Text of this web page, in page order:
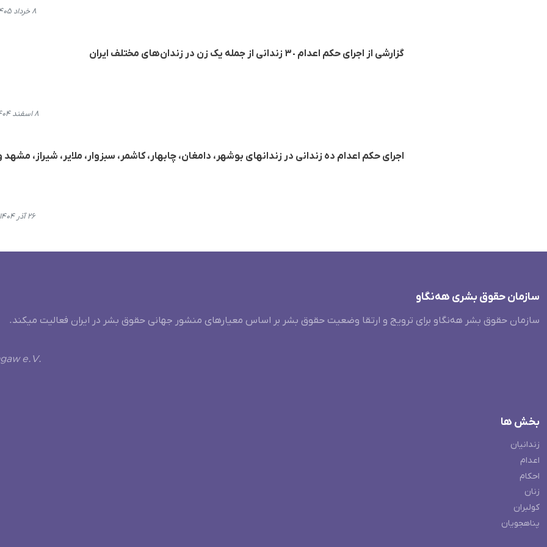
۸ خرداد ۱۴۰۵، ۱۲:۰۴
گزارشی از اجرای حکم اعدام ٣٠ زندانی از جملە یک زن در زندان‌های مختلف ایران
۸ اسفند ۱۴۰۴، ۲۱:۰۰
اجرای حکم اعدام دە زندانی در زندانهای بوشهر، دامغان، چابهار، کاشمر، سبزوار، ملایر، شیراز، مشهد
۲۶ آذر ۱۴۰۴، ۲۳:۴۰
سازمان حقوق بشری هەنگاو
سازمان حقوق بشر هه‌نگاو برای ترویج و ارتقا وضعیت حقوق بشر بر اساس معیارهای منشور جهانی حقوق بشر در ایران فعالیت میکند.
e.V.
بخش ها
زندانیان
اعدام
احکام
زنان
کولبران
پناهجویان